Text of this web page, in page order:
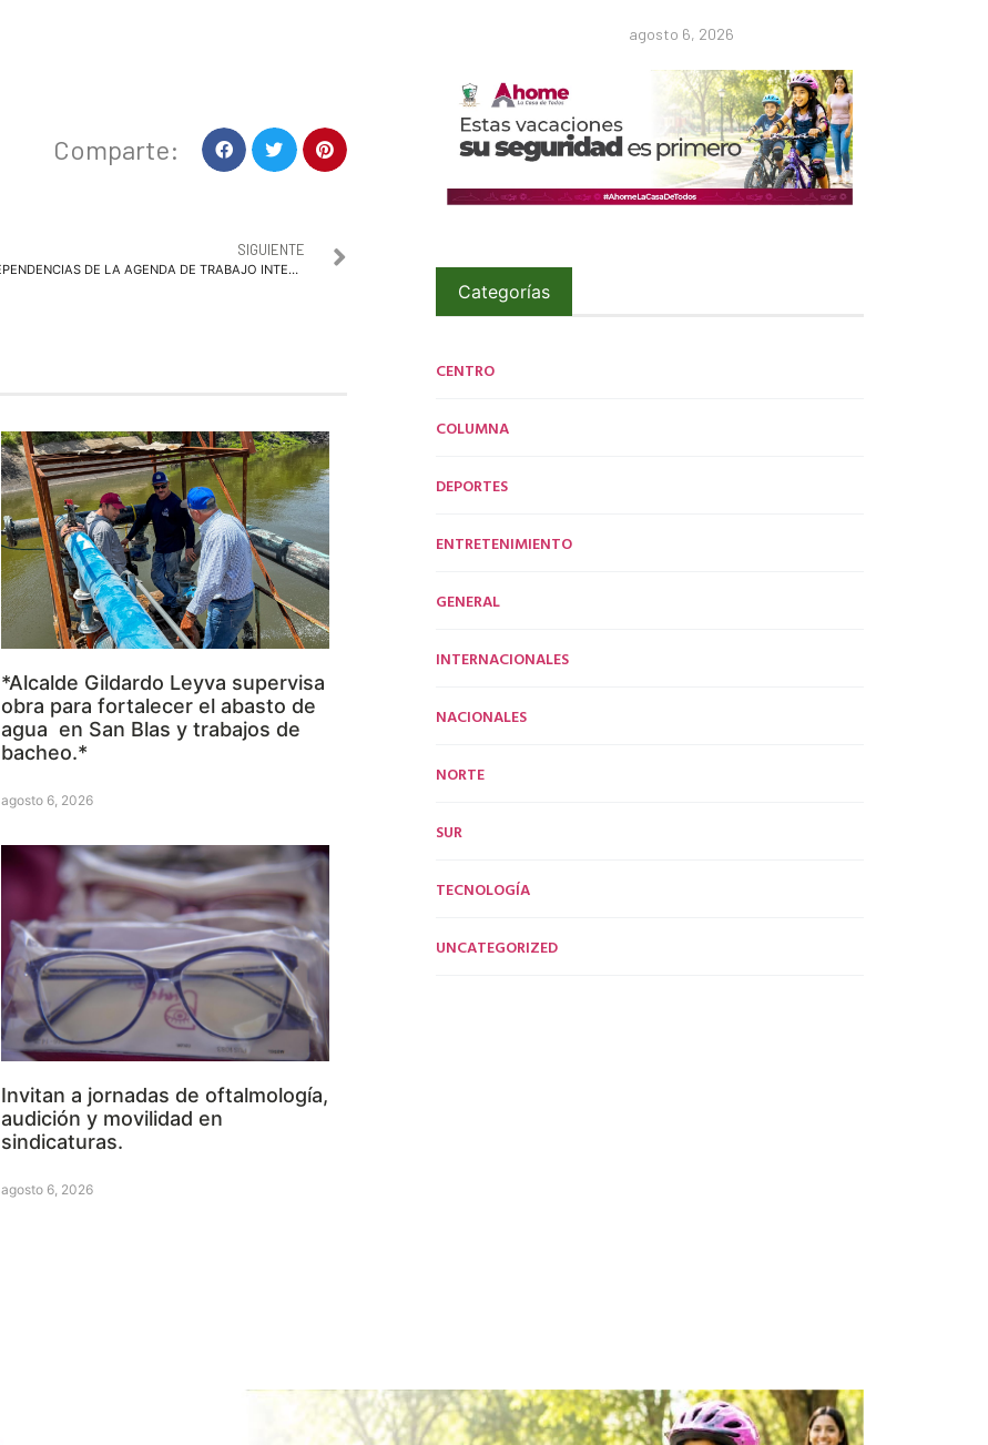
Comparte:
SIGUIENTE
DEPENDENCIAS DE LA AGENDA DE TRABAJO INTEGRAL COLABORATIVA PONEN A DISPOSICIÓN DEL GANADOR DEL PREMIO AL MERITO CÍVICO SOCIAL 2017 LOS RESULTADOS DEL PROGRAMA
*Alcalde Gildardo Leyva supervisa
obra para fortalecer el abasto de
agua en San Blas y trabajos de
bacheo.*
agosto 6, 2026
Invitan a jornadas de oftalmología,
audición y movilidad en
sindicaturas.
agosto 6, 2026
agosto 6, 2026
Categorías
CENTRO
COLUMNA
DEPORTES
ENTRETENIMIENTO
GENERAL
INTERNACIONALES
NACIONALES
NORTE
SUR
TECNOLOGÍA
UNCATEGORIZED